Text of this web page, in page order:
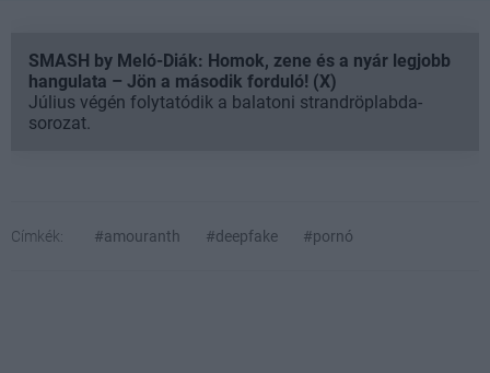
SMASH by Meló-Diák: Homok, zene és a nyár legjobb
hangulata – Jön a második forduló! (X)
Július végén folytatódik a balatoni strandröplabda-
sorozat.
Címkék: #amouranth #deepfake #pornó